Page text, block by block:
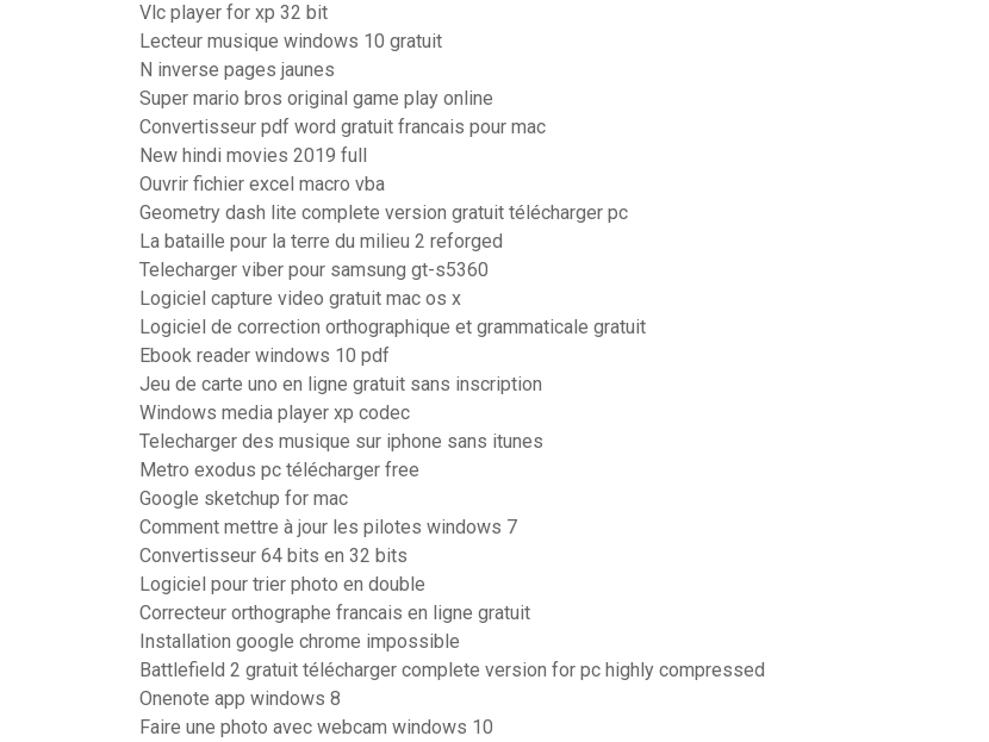
Vlc player for xp 32 bit
Lecteur musique windows 10 gratuit
N inverse pages jaunes
Super mario bros original game play online
Convertisseur pdf word gratuit francais pour mac
New hindi movies 2019 full
Ouvrir fichier excel macro vba
Geometry dash lite complete version gratuit télécharger pc
La bataille pour la terre du milieu 2 reforged
Telecharger viber pour samsung gt-s5360
Logiciel capture video gratuit mac os x
Logiciel de correction orthographique et grammaticale gratuit
Ebook reader windows 10 pdf
Jeu de carte uno en ligne gratuit sans inscription
Windows media player xp codec
Telecharger des musique sur iphone sans itunes
Metro exodus pc télécharger free
Google sketchup for mac
Comment mettre à jour les pilotes windows 7
Convertisseur 64 bits en 32 bits
Logiciel pour trier photo en double
Correcteur orthographe francais en ligne gratuit
Installation google chrome impossible
Battlefield 2 gratuit télécharger complete version for pc highly compressed
Onenote app windows 8
Faire une photo avec webcam windows 10